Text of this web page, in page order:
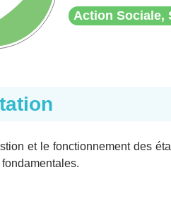
Action Sociale,
et le fonctionnement des